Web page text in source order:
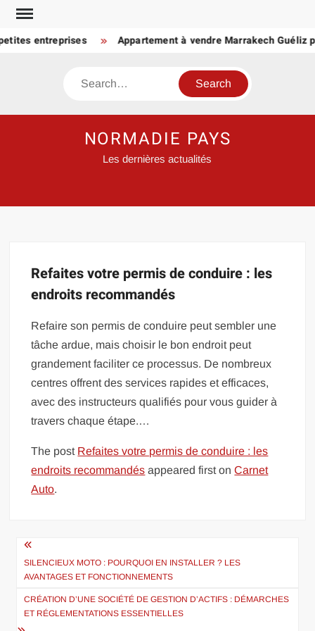
Skip
contententreprises Appartement à vendre Marrakech Guéliz
Search
NORMADIE PAYS
Les dernières actualités
Refaites votre permis de conduire : les
endroits recommandés
Refaire son permis de conduire peut sembler une
tâche ardue, mais choisir le bon endroit peut
grandement faciliter ce processus. De nombreux
centres offrent des services rapides et efficaces,
avec des instructeurs qualifiés pour vous guider à
travers chaque étape.…
The post Refaites votre permis de conduire : les
endroits recommandés appeared first onCarnet
Auto.
Navigation
de
l’article
SILENCIEUX MOTO : POURQUOI EN INSTALLER ? LES
AVANTAGES ET FONCTIONNEMENTS
CRÉATION D’UNE SOCIÉTÉ DE GESTION D’ACTIFS : DÉMARCHES
ET RÉGLEMENTATIONS ESSENTIELLES